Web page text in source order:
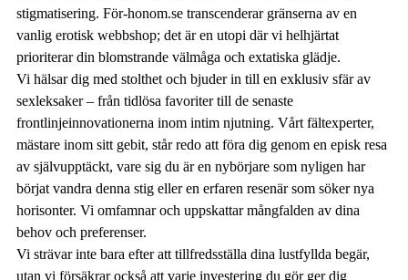
stigmatisering. För-honom.se transcenderar gränserna av en
vanlig erotisk webbshop; det är en utopi där vi helhjärtat
prioriterar din blomstrande välmåga och extatiska glädje.
Vi hälsar dig med stolthet och bjuder in till en exklusiv sfär av
sexleksaker – från tidlösa favoriter till de senaste
frontlinjeinnovationerna inom intim njutning. Vårt fältexperter,
mästare inom sitt gebit, står redo att föra dig genom en episk resa
av självupptäckt, vare sig du är en nybörjare som nyligen har
börjat vandra denna stig eller en erfaren resenär som söker nya
horisonter. Vi omfamnar och uppskattar mångfalden av dina
behov och preferenser.
Vi strävar inte bara efter att tillfredsställa dina lustfyllda begär,
utan vi försäkrar också att varje investering du gör ger dig